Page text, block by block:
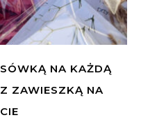
NA KAŻDĄ
ZAWIESZKĄ NA